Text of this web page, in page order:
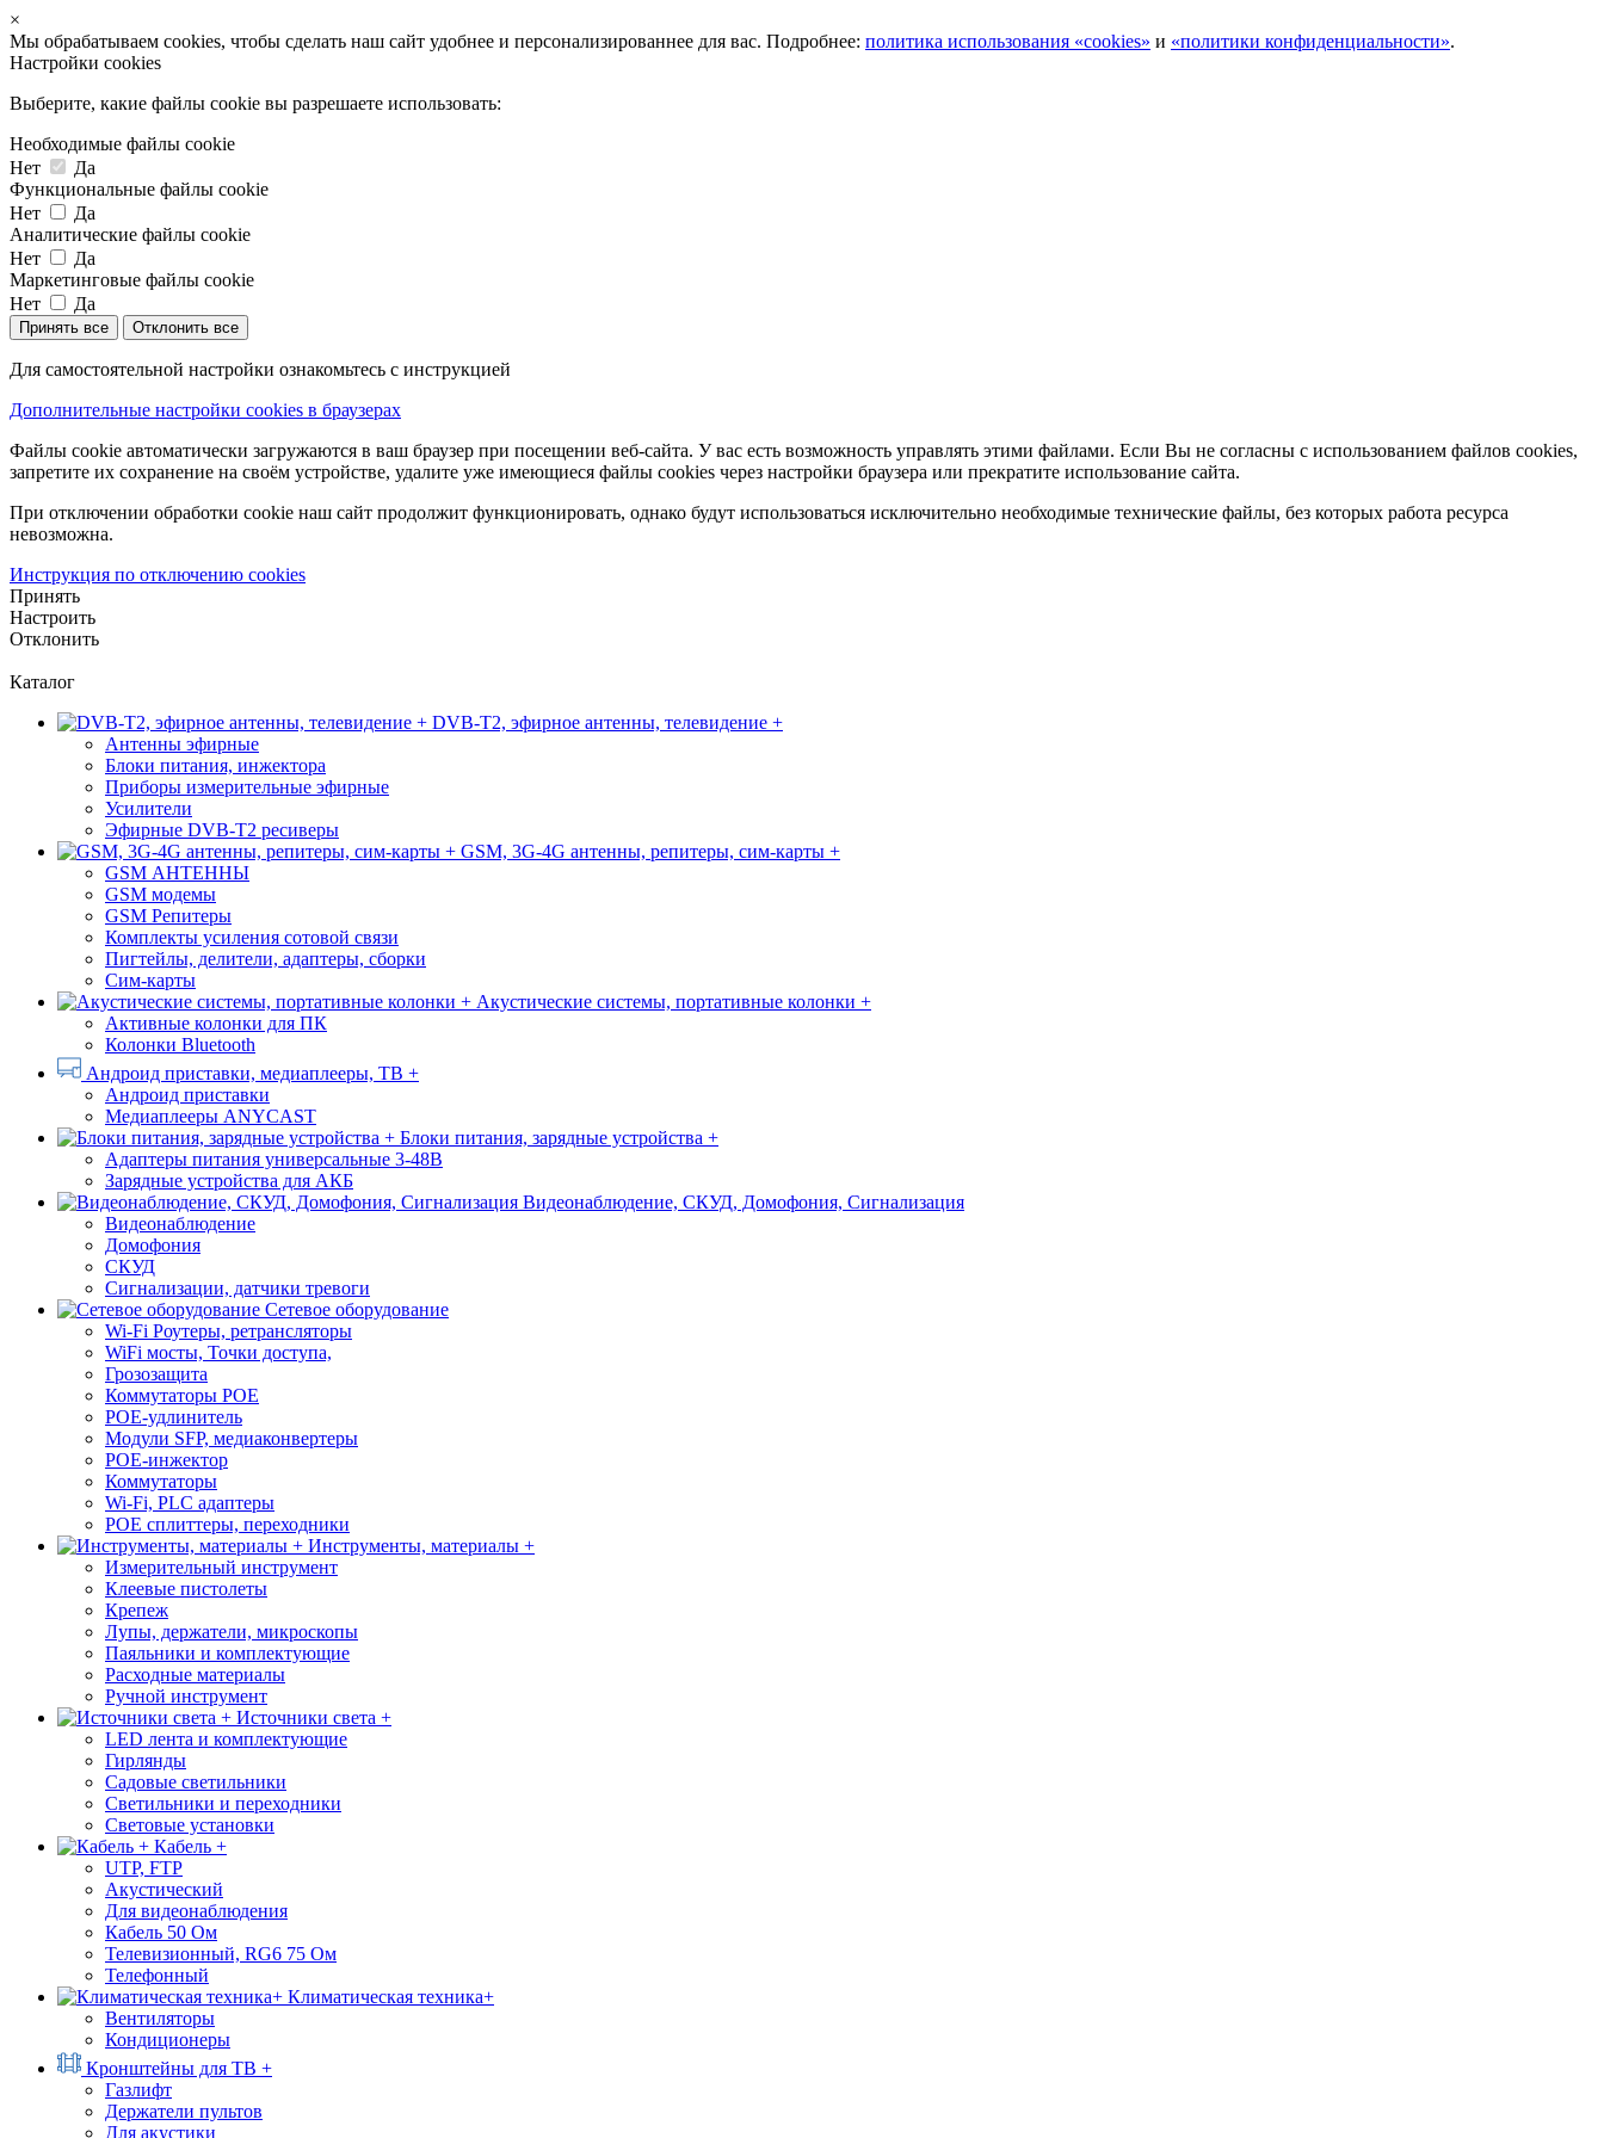
×
Мы обрабатываем cookies, чтобы сделать наш сайт удобнее и персонализированнее для вас. Подробнее: политика использования «cookies» и «политики конфиденциальности».
Настройки cookies
Выберите, какие файлы cookie вы разрешаете использовать:
Необходимые файлы cookie
Нет
Да
Функциональные файлы cookie
Нет
Да
Аналитические файлы cookie
Нет
Да
Маркетинговые файлы cookie
Нет
Да
Принять все Отклонить все
Для самостоятельной настройки ознакомьтесь с инструкцией
Дополнительные настройки cookies в браузерах
Файлы cookie автоматически загружаются в ваш браузер при посещении веб-сайта. У вас есть возможность управлять этими файлами. Если Вы не согласны с использованием файлов cookies,
запретите их сохранение на своём устройстве, удалите уже имеющиеся файлы cookies через настройки браузера или прекратите использование сайта.
При отключении обработки cookie наш сайт продолжит функционировать, однако будут использоваться исключительно необходимые технические файлы, без которых работа ресурса
невозможна.
Инструкция по отключению cookies
Принять
Настроить
Отклонить
Каталог
DVB-T2, эфирное антенны, телевидение +
Антенны эфирные
Блоки питания, инжектора
Приборы измерительные эфирные
Усилители
Эфирные DVB-T2 ресиверы
GSM, 3G-4G антенны, репитеры, сим-карты +
GSM АНТЕННЫ
GSM модемы
GSM Репитеры
Комплекты усиления сотовой связи
Пигтейлы, делители, адаптеры, сборки
Сим-карты
Акустические системы, портативные колонки +
Активные колонки для ПК
Колонки Bluetooth
Андроид приставки, медиаплееры, ТВ +
Андроид приставки
Медиаплееры ANYCAST
Блоки питания, зарядные устройства +
Адаптеры питания универсальные 3-48В
Зарядные устройства для АКБ
Видеонаблюдение, СКУД, Домофония, Сигнализация
Видеонаблюдение
Домофония
СКУД
Сигнализации, датчики тревоги
Сетевое оборудование
Wi-Fi Роутеры, ретрансляторы
WiFi мосты, Точки доступа,
Грозозащита
Коммутаторы POE
POE-удлинитель
Модули SFP, медиаконвертеры
POE-инжектор
Коммутаторы
Wi-Fi, PLC адаптеры
POE сплиттеры, переходники
Инструменты, материалы +
Измерительный инструмент
Клеевые пистолеты
Крепеж
Лупы, держатели, микроскопы
Паяльники и комплектующие
Расходные материалы
Ручной инструмент
Источники света +
LED лента и комплектующие
Гирлянды
Садовые светильники
Светильники и переходники
Световые установки
Кабель +
UTP, FTP
Акустический
Для видеонаблюдения
Кабель 50 Ом
Телевизионный, RG6 75 Ом
Телефонный
Климатическая техника+
Вентиляторы
Кондиционеры
Кронштейны для ТВ +
Газлифт
Держатели пультов
Для акустики